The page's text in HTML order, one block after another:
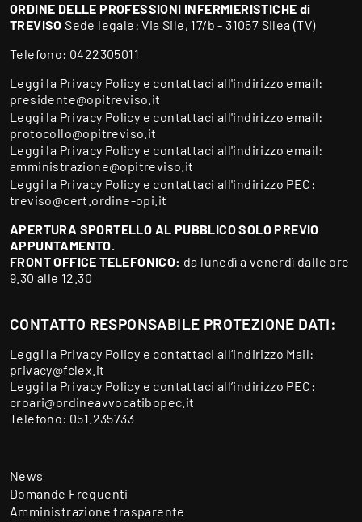
ORDINE DELLE PROFESSIONI INFERMIERISTICHE di
TREVISO Sede legale: Via Sile, 17/b - 31057 Silea (TV)
Telefono: 0422305011
Leggi la Privacy Policy e contattaci all'indirizzo email:
presidente@opitreviso.it
Leggi la Privacy Policy e contattaci all'indirizzo email:
protocollo@opitreviso.it
Leggi la Privacy Policy e contattaci all'indirizzo email:
amministrazione@opitreviso.it
Leggi la Privacy Policy e contattaci all'indirizzo PEC:
treviso@cert.ordine-opi.it
APERTURA SPORTELLO AL PUBBLICO SOLO PREVIO
APPUNTAMENTO.
FRONT OFFICE TELEFONICO: da lunedì a venerdì dalle ore
9.30 alle 12.30
CONTATTO RESPONSABILE PROTEZIONE DATI:
Leggi la Privacy Policy e contattaci all’indirizzo Mail:
privacy@fclex.it
Leggi la Privacy Policy e contattaci all’indirizzo PEC:
croari@ordineavvocatibopec.it
Telefono: 051.235733
News
Domande Frequenti
Amministrazione trasparente